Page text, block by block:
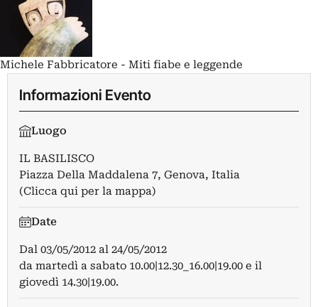
Michele Fabbricatore - Miti fiabe e leggende
Informazioni Evento
Luogo
IL BASILISCO
Piazza Della Maddalena 7, Genova, Italia
(Clicca qui per la mappa)
Date
Dal 03/05/2012 al 24/05/2012
da martedì a sabato 10.00|12.30_16.00|19.00 e il
giovedì 14.30|19.00.